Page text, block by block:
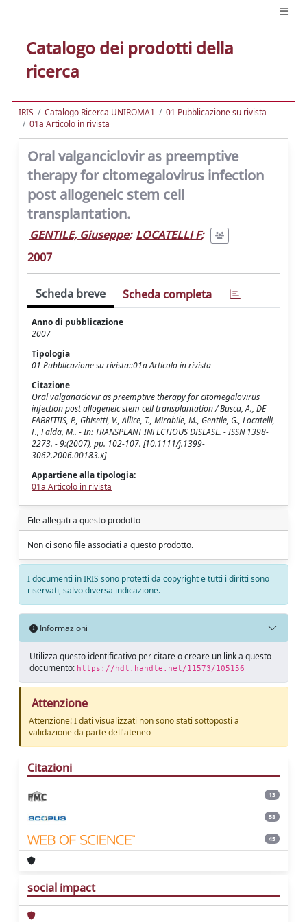
Catalogo dei prodotti della
ricerca
IRIS Catalogo Ricerca UNIROMA1
01 Pubblicazione su rivista
01a Articolo in rivista
Oral valganciclovir as preemptive
therapy for citomegalovirus infection
post allogeneic stem cell
transplantation.
GENTILE, Giuseppe; LOCATELLI F;
2007
Scheda breve Scheda completa
Anno di pubblicazione
2007
Tipologia
01 Pubblicazione su rivista::01a Articolo in rivista
Citazione
Oral valganciclovir as preemptive therapy for citomegalovirus
infection post allogeneic stem cell transplantation / Busca, A., DE
FABRITIIS, P., Ghisetti, V., Allice, T., Mirabile, M., Gentile, G., Locatelli,
F., Falda, M.. - In: TRANSPLANT INFECTIOUS DISEASE. - ISSN 1398-
2273. - 9:(2007), pp. 102-107. [10.1111/j.1399-
3062.2006.00183.x]
Appartiene alla tipologia:
01a Articolo in rivista
File allegati a questo prodotto
Non ci sono file associati a questo prodotto.
I documenti in IRIS sono protetti da copyright e tutti i diritti sono
riservati, salvo diversa indicazione.
Informazioni
Utilizza questo identificativo per citare o creare un link a questo
documento: https://hdl.handle.net/11573/105156
Attenzione
Attenzione! I dati visualizzati non sono stati sottoposti a
validazione da parte dell'ateneo
Citazioni
13
58
45
social impact